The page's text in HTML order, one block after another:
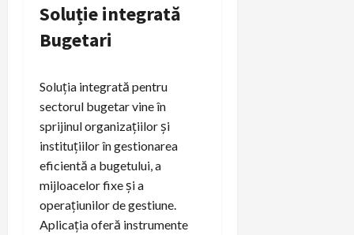
Soluție integrată
Bugetari
Soluția integrată pentru
sectorul bugetar vine în
sprijinul organizațiilor și
instituțiilor în gestionarea
eficientă a bugetului, a
mijloacelor fixe și a
operațiunilor de gestiune.
Aplicația oferă instrumente